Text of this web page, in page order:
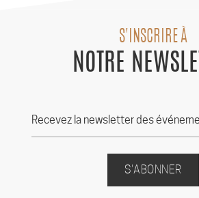
S'INSCRIRE À
NOTRE
S'ABONNER